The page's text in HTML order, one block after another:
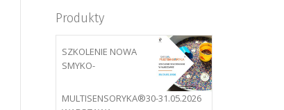
Produkty
SZKOLENIE NOWA
SMYKO-
MULTISENSORYKA®30-31.05.2026